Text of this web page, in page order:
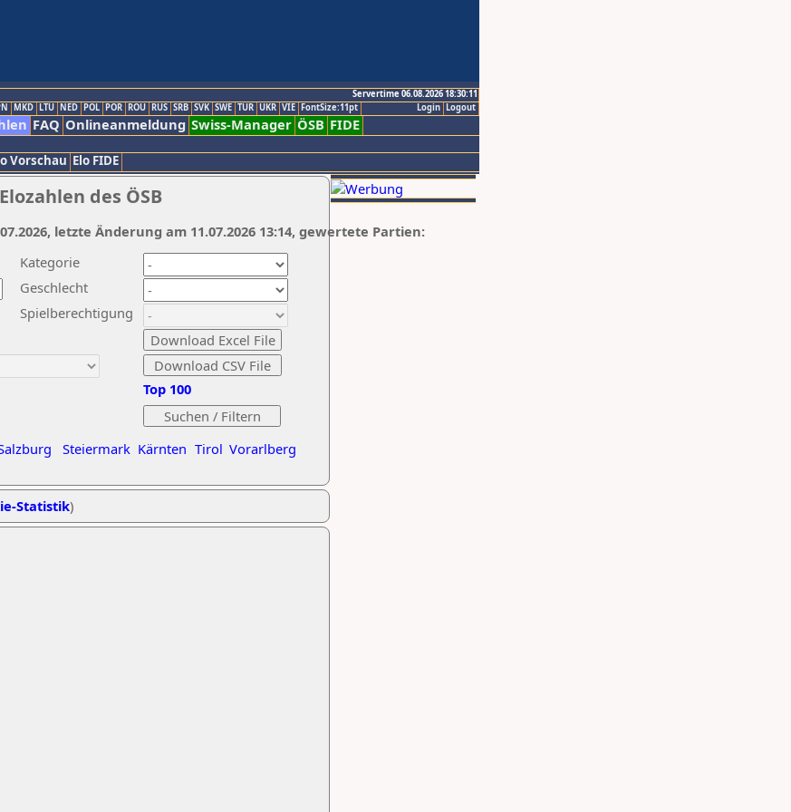
Servertime 06.08.2026 18:30:11
Logout
Login
MKD LTU NED POL POR ROU RUS SRB SVK SWE TUR UKR VIE FontSize:11pt
FAQ Onlineanmeldung Swiss-Manager ÖSB FIDE
Vorschau Elo FIDE
des ÖSB
Kategorie
Geschlecht
Spielberechtigung
Steiermark Kärnten Tirol Vorarlberg
Top 100
letzte Änderung am 11.07.2026 13:14, gewertete Partien:
Statistik)